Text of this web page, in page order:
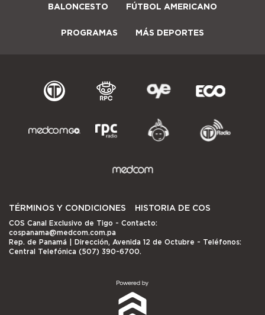
BALONCESTO FÚTBOL AMERICANO
PROGRAMAS MÁS DEPORTES
TÉRMINOS Y CONDICIONES HISTORIA DE COS
COS Canal Exclusivo de Tigo - Contacto:
cospanama@medcom.com.pa
Rep. de Panamá | Dirección, Avenida 12 de Octubre - Teléfonos:
Central Telefónica (507) 390-6700.